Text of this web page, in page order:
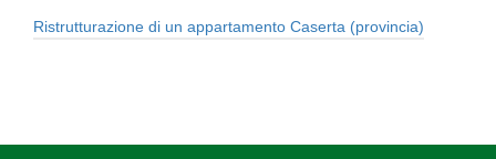
Ristrutturazione di un appartamento Caserta (provincia)